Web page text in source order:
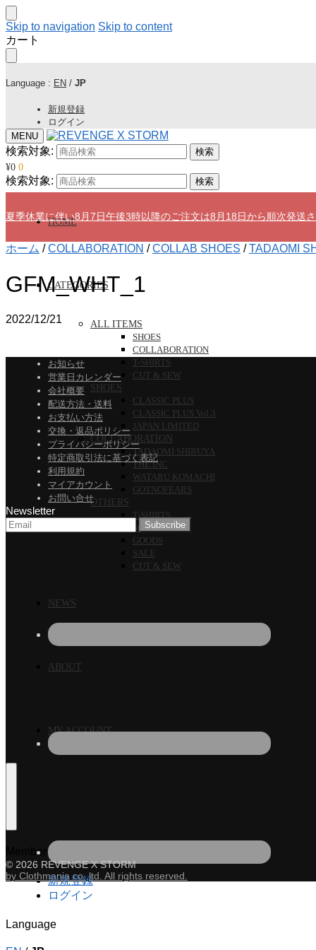
Skip to navigation Skip to content
カート
Language : EN / JP
新規登録
ログイン
MENU
検索対象:
検索
¥0 0
検索対象: 検索
HOME
CATEGORIES
ALL ITEMS
SHOES
COLLABORATION
T-SHIRTS
CUT & SEW
SHOES
CLASSIC PLUS
CLASSIC PLUS Vol.3
JAPAN LIMITED
COLLABORATION
TADAOMI SHIBUYA
THE INC
WATARU KOMACHI
GOTNOFEARS
OTHERS
T-SHIRTS
SOCKS
GOODS
SALE
CUT & SEW
NEWS
ABOUT
MY ACCOUNT
Member
新規登録
ログイン
Language
夏季休業に伴い8月7日午後3時以降のご注文は8月18日から順次発送さ
ホーム /COLLABORATION /COLLAB SHOES /TADAOMI
GFM_WHT_1
2022/12/21
お知らせ
営業日カレンダー
会社概要
配送方法・送料
お支払い方法
交換・返品ポリシー
プライバシーポリシー
特定商取引法に基づく表記
利用規約
マイアカウント
お問い合せ
Newsletter
© 2026 REVENGE X STORM
by Clothmania co.,ltd. All rights reserved.